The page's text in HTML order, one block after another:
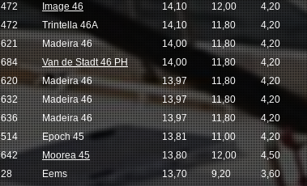
472
Image 46 14,10 12,00 4,20
472
Trintella 46A 14,10 11,80 4,20
621
Madeira 46 14,00 11,80 4,20
684
Van de Stadt 46 PH 14,00 11,80 4,20
620
Madeira 46 13,97 11,80 4,20
632
Madeira 46 13,97 11,80 4,20
636
Madeira 46 13,97 11,80 4,20
514
Epoch 45 13,81 11,00 4,20
642
Moorea 45 13,80 12,00 4,50
28
Eems 13,70 9,20 3,60